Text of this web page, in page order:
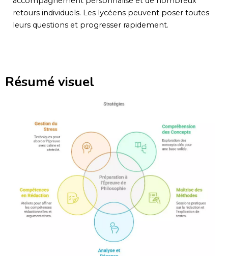
retours individuels. Les lycéens peuvent poser toutes
leurs questions et progresser rapidement.
Résumé visuel